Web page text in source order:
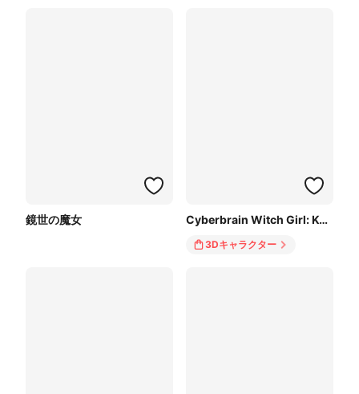
鏡世の魔女 Cyberbrain Witch Girl: Kyoko
3Dキャラクター